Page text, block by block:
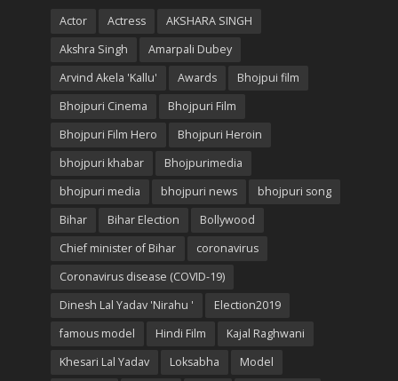
Actor Actress
AKSHARA SINGH
Akshra Singh
Amarpali Dubey
Arvind Akela 'Kallu'
Awards
Bhojpui film
Bhojpuri Cinema
Bhojpuri Film
Bhojpuri Film Hero
Bhojpuri Heroin
bhojpuri khabar
Bhojpurimedia
bhojpuri media
bhojpuri news
bhojpuri song
Bihar
Bihar Election
Bollywood
Chief minister of Bihar
coronavirus
Coronavirus disease (COVID-19)
Dinesh Lal Yadav 'Nirahu '
Election2019
famous model
Hindi Film
Kajal Raghwani
Khesari Lal Yadav
Loksabha Model